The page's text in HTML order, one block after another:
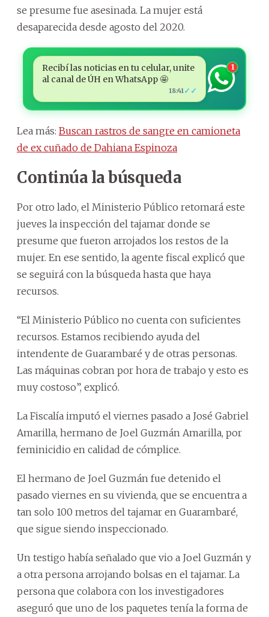
se presume fue asesinada. La mujer está
desaparecida desde agosto del 2020.
Recibí las noticias en tu celular, unite
al canal de ÚH en WhatsApp 🤩
18:41 ✓✓
1
Lea más: Buscan rastros de sangre en camioneta
de ex cuñado de Dahiana Espinoza
Continúa la búsqueda
Por otro lado, el Ministerio Público retomará este
jueves la inspección del tajamar donde se
presume que fueron arrojados los restos de la
mujer. En ese sentido, la agente fiscal explicó que
se seguirá con la búsqueda hasta que haya
recursos.
“El Ministerio Público no cuenta con suficientes
recursos. Estamos recibiendo ayuda del
intendente de Guarambaré y de otras personas.
Las máquinas cobran por hora de trabajo y esto es
muy costoso”, explicó.
La Fiscalía imputó el viernes pasado a José Gabriel
Amarilla, hermano de Joel Guzmán Amarilla, por
feminicidio en calidad de cómplice.
El hermano de Joel Guzmán fue detenido el
pasado viernes en su vivienda, que se encuentra a
tan solo 100 metros del tajamar en Guarambaré,
que sigue siendo inspeccionado.
Un testigo había señalado que vio a Joel Guzmán y
a otra persona arrojando bolsas en el tajamar. La
persona que colabora con los investigadores
aseguró que uno de los paquetes tenía la forma de